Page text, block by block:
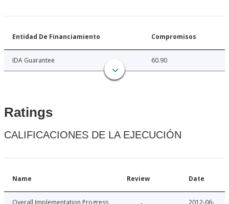
Entidad De Financiamiento Compromisos
IDA Guarantee 60.90
Ratings
CALIFICACIONES DE LA EJECUCIÓN
Name Review Date